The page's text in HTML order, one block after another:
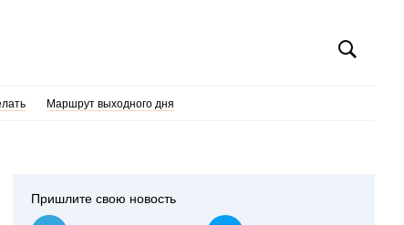
Маршрут выходного дня
Пришлите свою новость